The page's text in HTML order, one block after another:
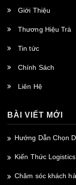
Giới Thiệu
Thương Hiệu Trà
Tin tức
Chính Sách
Liên Hệ
BÀI VIẾT MỚI
Hướng Dẫn Chọn
Kiến Thức
Chăm sóc khách